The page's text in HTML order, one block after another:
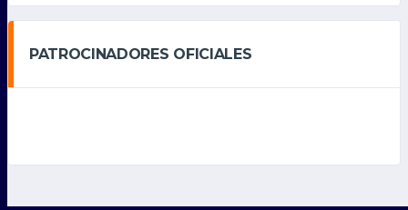
PATROCINADORES OFICIALES